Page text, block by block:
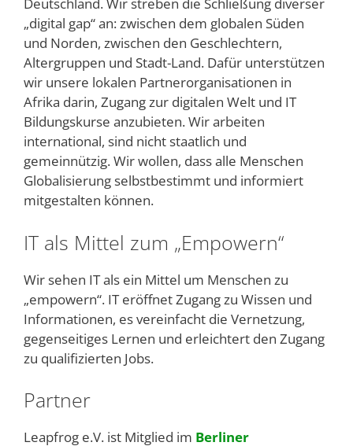
„digital gap“ an: zwischen dem globalen Süden
und Norden, zwischen den Geschlechtern,
Altergruppen und Stadt-Land. Dafür unterstützen
wir unsere lokalen Partnerorganisationen in
Afrika darin, Zugang zur digitalen Welt und IT
Bildungskurse anzubieten. Wir arbeiten
international, sind nicht staatlich und
gemeinnützig. Wir wollen, dass alle Menschen
Globalisierung selbstbestimmt und informiert
mitgestalten können.
IT als Mittel zum „Empowern“
Wir sehen IT als ein Mittel um Menschen zu
„empowern“. IT eröffnet Zugang zu Wissen und
Informationen, es vereinfacht die Vernetzung,
gegenseitiges Lernen und erleichtert den Zugang
zu qualifizierten Jobs.
Partner
Leapfrog e.V. ist Mitglied im Berliner